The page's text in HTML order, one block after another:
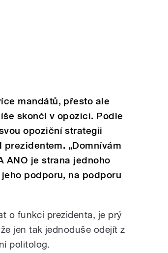
mandátů, přesto ale
skončí v opozici. Podle
opoziční strategii
„Domnívám
ANO je strana jednoho
podporu, na podporu
o funkci prezidenta, je prý
jen tak jednoduše odejít z
politolog.